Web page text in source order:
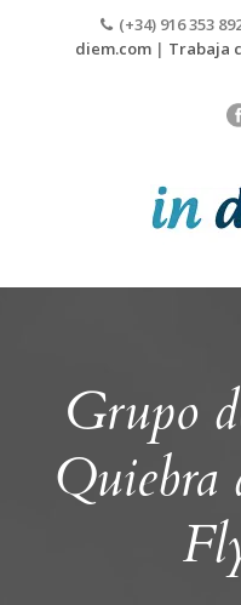
(+34) 916 353
diem.com| Trabaja
Grupo
Quiebra